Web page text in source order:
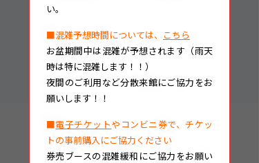
い。
■混雑予想時間については、 こちら
お盆期間中は混雑が予想されます（雨天
時は特に混雑します！！）
夜間のご利用など分散来館にご協力をお
願いします！！
■電子チケットやコンビニ券で、チケッ
トの事前購入にご協力ください
券売ブースの混雑緩和にご協力をお願い